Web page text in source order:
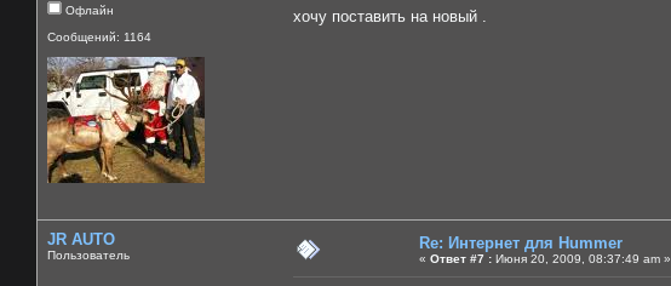
Офлайн
Сообщений: 1164
хочу поставить на новый .
JR AUTO
Пользователь
Re: Интернет для Hummer
« Ответ #7 : Июня 20, 2009, 08:37:49 am »